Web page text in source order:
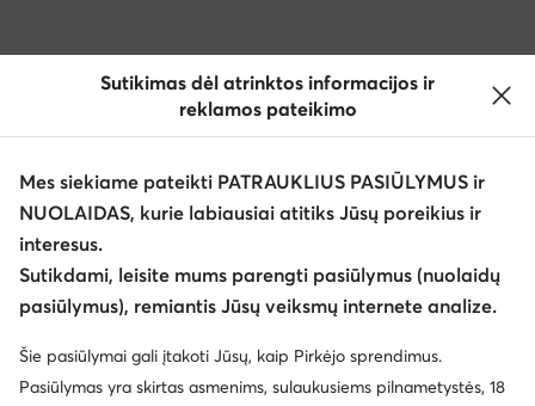
Sutikimas dėl atrinktos informacijos ir
reklamos pateikimo
Mes siekiame pateikti PATRAUKLIUS PASIŪLYMUS ir
NUOLAIDAS, kurie labiausiai atitiks Jūsų poreikius ir
interesus.
Sutikdami, leisite mums parengti pasiūlymus (nuolaidų
pasiūlymus), remiantis Jūsų veiksmų internete analize.
Šie pasiūlymai gali įtakoti Jūsų, kaip Pirkėjo sprendimus.
Pasiūlymas yra skirtas asmenims, sulaukusiems pilnametystės, 18